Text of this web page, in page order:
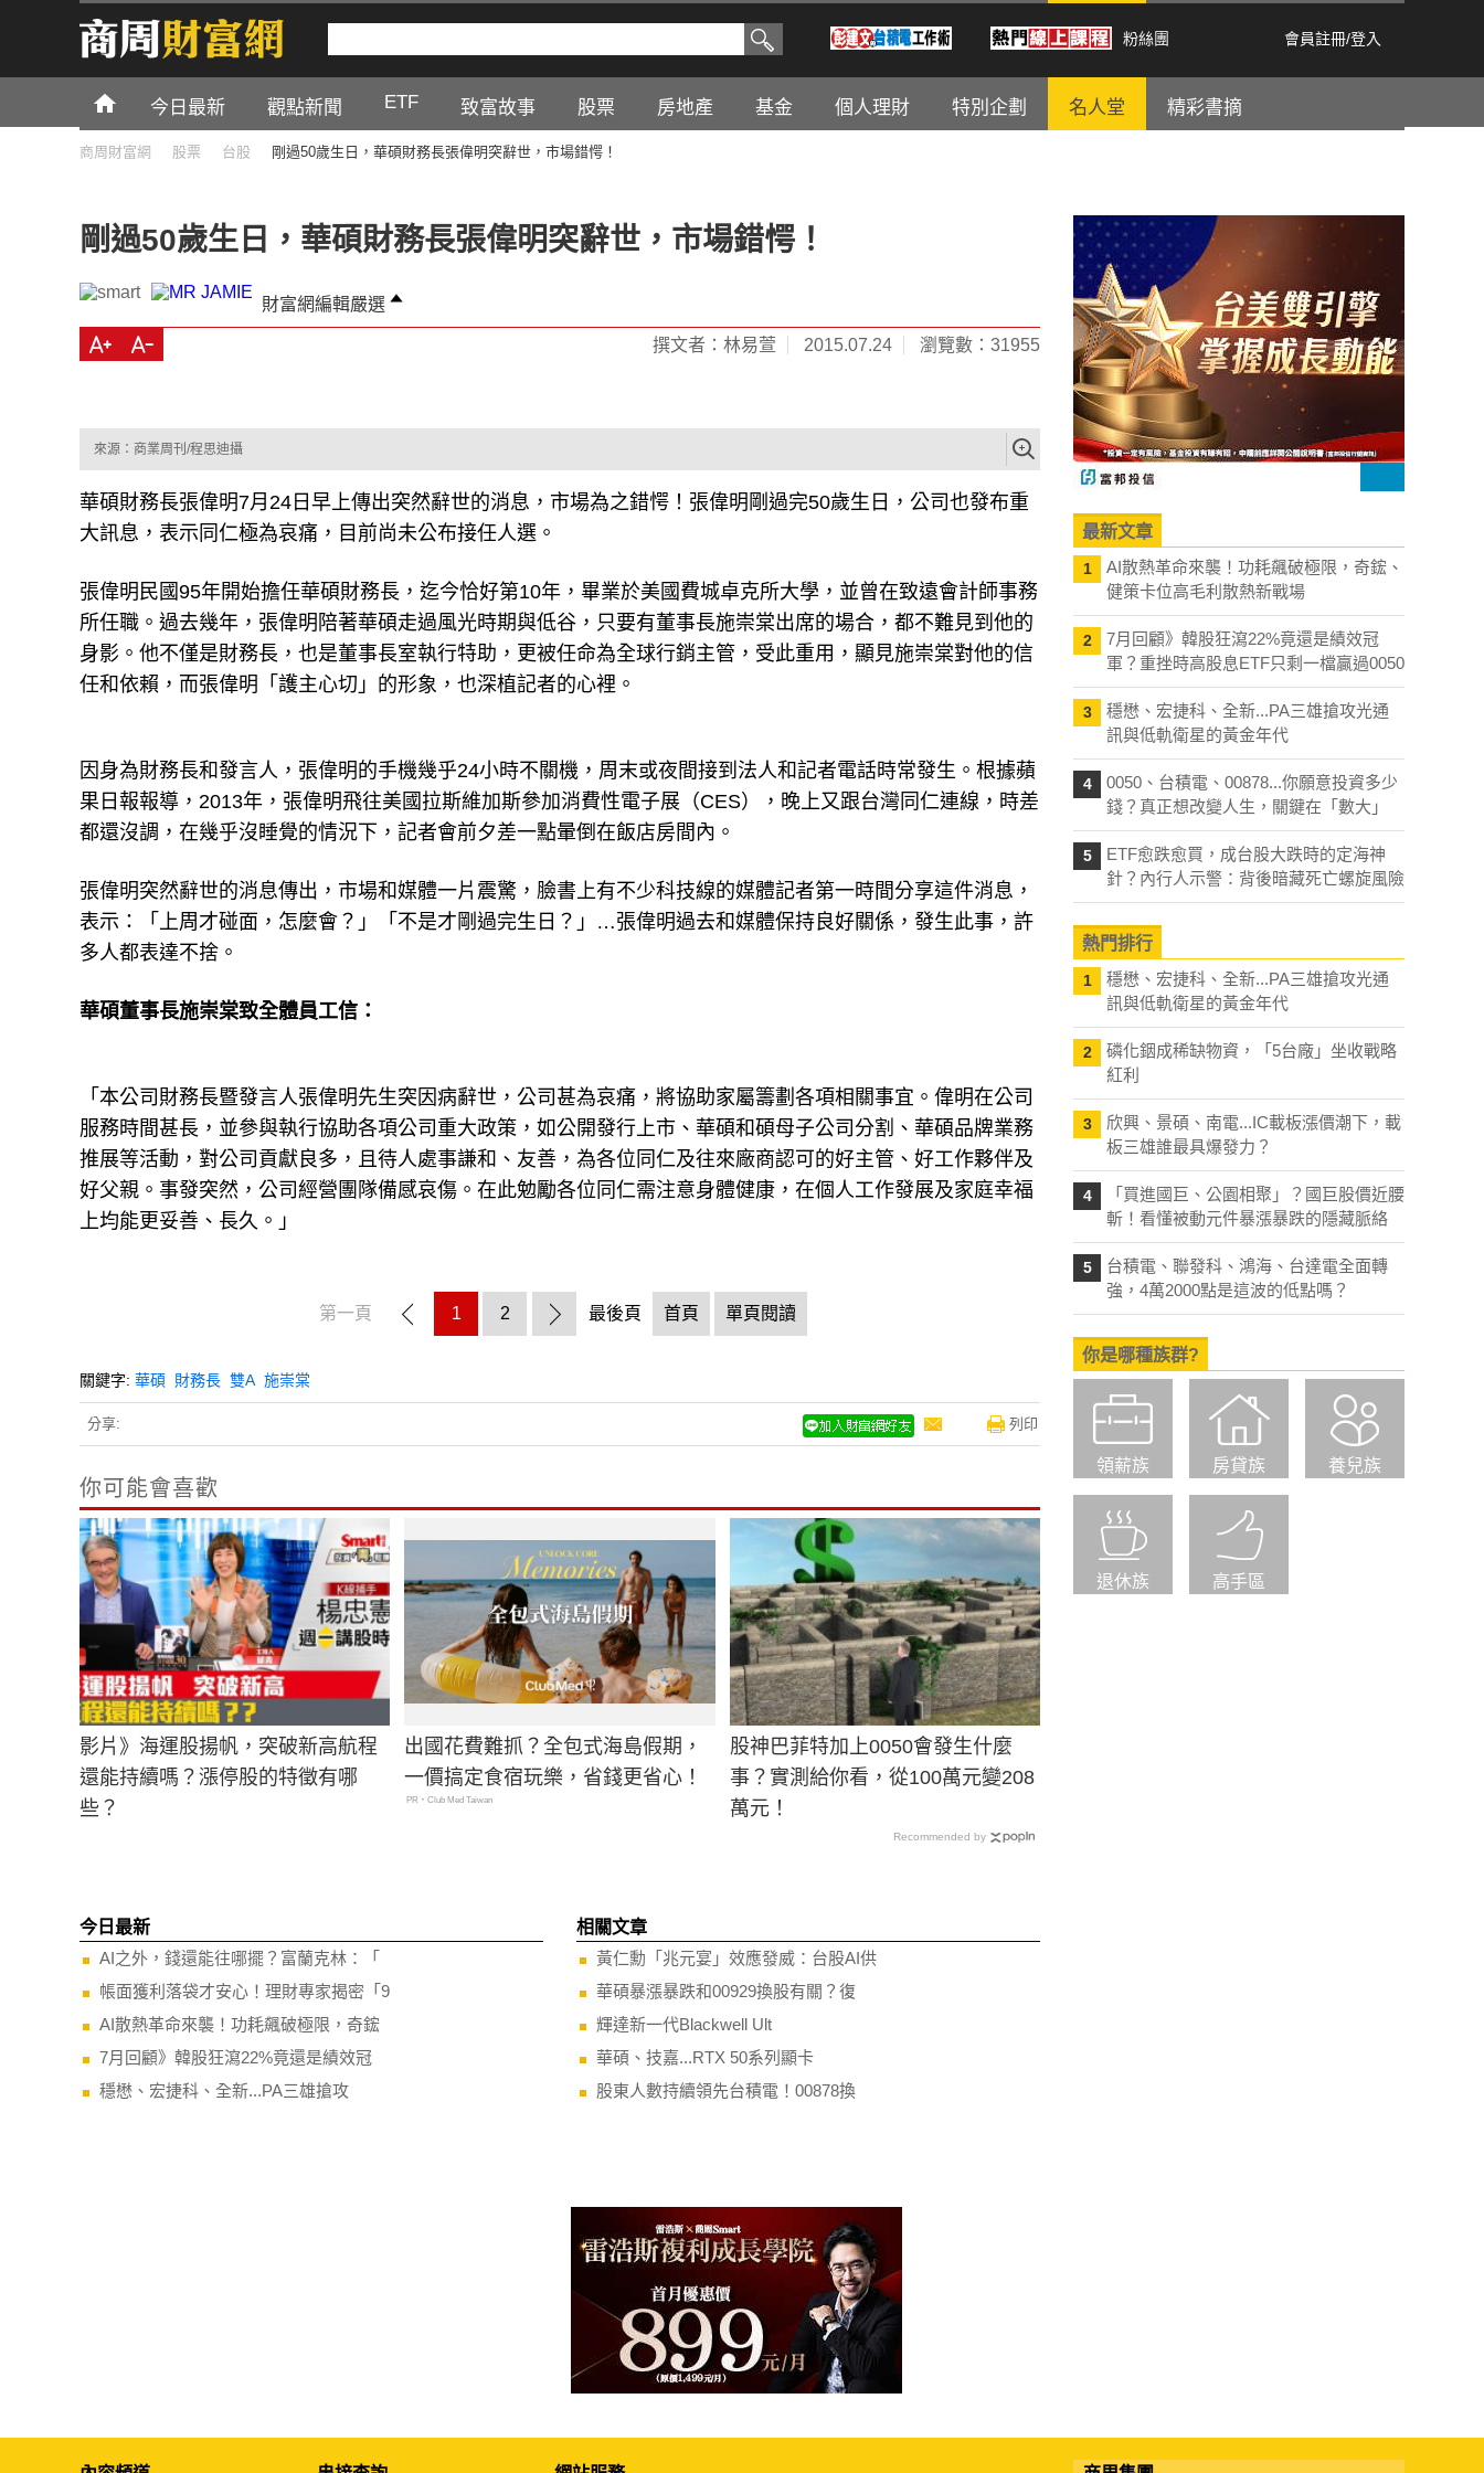
粉絲團 會員註冊/登入
今日最新 觀點新聞 ETF 致富故事 股票 房地產 基金 個人理財 特別企劃 名人堂 精彩書摘
商周財富網 股票 台股 剛過50歲生日，華碩財務長張偉明突辭世，市場錯愕！
剛過50歲生日，華碩財務長張偉明突辭世，市場錯愕！
財富網編輯嚴選
撰文者：林易萱 2015.07.24 瀏覽數：31955
來源：商業周刊/程思迪攝
華碩財務長張偉明7月24日早上傳出突然辭世的消息，市場為之錯愕！張偉明剛過完50歲生日，公司也發布重
大訊息，表示同仁極為哀痛，目前尚未公布接任人選。
張偉明民國95年開始擔任華碩財務長，迄今恰好第10年，畢業於美國費城卓克所大學，並曾在致遠會計師事務
所任職。過去幾年，張偉明陪著華碩走過風光時期與低谷，只要有董事長施崇棠出席的場合，都不難見到他的
身影。他不僅是財務長，也是董事長室執行特助，更被任命為全球行銷主管，受此重用，顯見施崇棠對他的信
任和依賴，而張偉明「護主心切」的形象，也深植記者的心裡。
因身為財務長和發言人，張偉明的手機幾乎24小時不關機，周末或夜間接到法人和記者電話時常發生。根據蘋
果日報報導，2013年，張偉明飛往美國拉斯維加斯參加消費性電子展（CES），晚上又跟台灣同仁連線，時差
都還沒調，在幾乎沒睡覺的情況下，記者會前夕差一點暈倒在飯店房間內。
張偉明突然辭世的消息傳出，市場和媒體一片震驚，臉書上有不少科技線的媒體記者第一時間分享這件消息，
表示：「上周才碰面，怎麼會？」「不是才剛過完生日？」…張偉明過去和媒體保持良好關係，發生此事，許
多人都表達不捨。
華碩董事長施崇棠致全體員工信：
「本公司財務長暨發言人張偉明先生突因病辭世，公司甚為哀痛，將協助家屬籌劃各項相關事宜。偉明在公司
服務時間甚長，並參與執行協助各項公司重大政策，如公開發行上市、華碩和碩母子公司分割、華碩品牌業務
推展等活動，對公司貢獻良多，且待人處事謙和、友善，為各位同仁及往來廠商認可的好主管、好工作夥伴及
好父親。事發突然，公司經營團隊備感哀傷。在此勉勵各位同仁需注意身體健康，在個人工作發展及家庭幸福
上均能更妥善、長久。」
第一頁 1 2 最後頁 首頁 單頁閱讀
關鍵字: 華碩 財務長 雙A 施崇棠
分享: 列印
你可能會喜歡
影片》海運股揚帆，突破新高航程
還能持續嗎？漲停股的特徵有哪
些？
出國花費難抓？全包式海島假期，
一價搞定食宿玩樂，省錢更省心！
PR・Club Med Taiwan
股神巴菲特加上0050會發生什麼
事？實測給你看，從100萬元變208
萬元！
Recommended by
今日最新
AI之外，錢還能往哪擺？富蘭克林：「
帳面獲利落袋才安心！理財專家揭密「9
AI散熱革命來襲！功耗飆破極限，奇鋐
7月回顧》韓股狂瀉22%竟還是績效冠
穩懋、宏捷科、全新...PA三雄搶攻
相關文章
黃仁勳「兆元宴」效應發威：台股AI供
華碩暴漲暴跌和00929換股有關？復
輝達新一代Blackwell Ult
華碩、技嘉...RTX 50系列顯卡
股東人數持續領先台積電！00878換
最新文章
1
AI散熱革命來襲！功耗飆破極限，奇鋐、
健策卡位高毛利散熱新戰場
2
7月回顧》韓股狂瀉22%竟還是績效冠
軍？重挫時高股息ETF只剩一檔贏過0050
3
穩懋、宏捷科、全新...PA三雄搶攻光通
訊與低軌衛星的黃金年代
4
0050、台積電、00878...你願意投資多少
錢？真正想改變人生，關鍵在「數大」
5
ETF愈跌愈買，成台股大跌時的定海神
針？內行人示警：背後暗藏死亡螺旋風險
熱門排行
1
穩懋、宏捷科、全新...PA三雄搶攻光通
訊與低軌衛星的黃金年代
2
磷化銦成稀缺物資，「5台廠」坐收戰略
紅利
3
欣興、景碩、南電...IC載板漲價潮下，載
板三雄誰最具爆發力？
4
「買進國巨、公園相聚」？國巨股價近腰
斬！看懂被動元件暴漲暴跌的隱藏脈絡
5
台積電、聯發科、鴻海、台達電全面轉
強，4萬2000點是這波的低點嗎？
你是哪種族群?
領薪族 房貸族 養兒族
退休族 高手區